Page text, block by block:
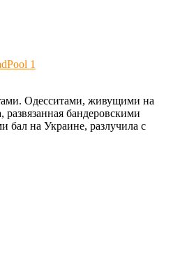
1
Одесситами, живущими на
бандеровскими
бал на Украине, разлучила с